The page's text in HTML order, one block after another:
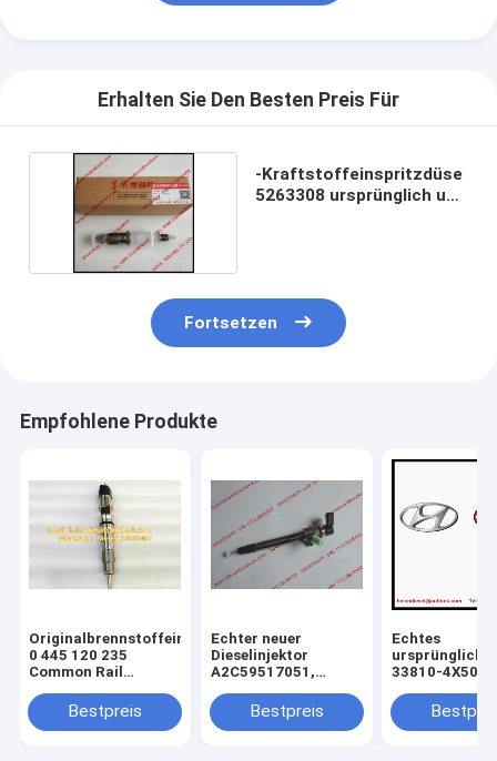
Erhalten Sie Den Besten Preis Für
-Kraftstoffeinspritzdüse
5263308 ursprünglich und
Fortsetzen
Empfohlene Produkte
Originalbrennstoffeinspritzer
0 445 120 235
Common Rail
0445120235,
0986435553, 0 986
Bestpreis
Echter neuer
Dieselinjektor
A2C59517051,
BK2Q9K546AG,
A2C53307917,5WS40745,
Bestpreis
Echtes
33810-4X500,
Injektor KIA
Sedonas 2.9L